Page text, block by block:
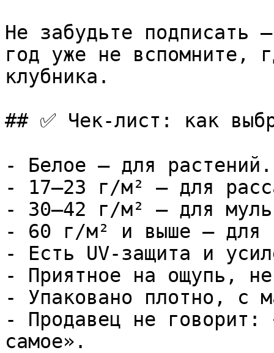
Не забудьте подписать
год уже не вспомните,
клубника.
## ✅ Чек-лист: как
- Белое — для
- 17–23 г/м² — для
- 30–42 г/м² — для
- 60 г/м² и выше — для
- Есть UV-защита и
- Приятное на ощупь,
- Упаковано плотно, с
- Продавец не говорит:
самое».